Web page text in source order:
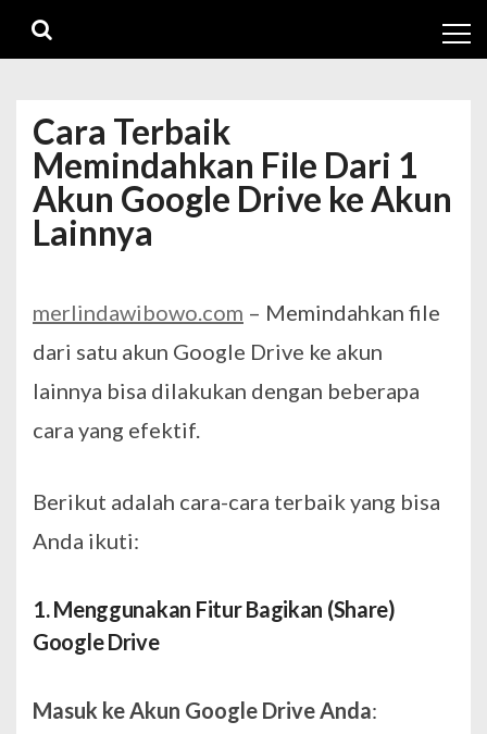
navigation
content
Cara Terbaik
Memindahkan File Dari 1
Akun Google Drive ke Akun
Lainnya
merlindawibowo.com – Memindahkan file
dari satu akun Google Drive ke akun
lainnya bisa dilakukan dengan beberapa
cara yang efektif.
Berikut adalah cara-cara terbaik yang bisa
Anda ikuti:
1. Menggunakan Fitur Bagikan (Share)
Google Drive
Masuk ke Akun Google Drive Anda: